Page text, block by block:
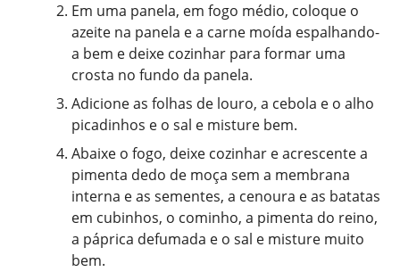
Em uma panela, em fogo médio, coloque o
azeite na panela e a carne moída espalhando-
a bem e deixe cozinhar para formar uma
crosta no fundo da panela.
Adicione as folhas de louro, a cebola e o alho
picadinhos e o sal e misture bem.
Abaixe o fogo, deixe cozinhar e acrescente a
pimenta dedo de moça sem a membrana
interna e as sementes, a cenoura e as batatas
em cubinhos, o cominho, a pimenta do reino,
a páprica defumada e o sal e misture muito
bem.